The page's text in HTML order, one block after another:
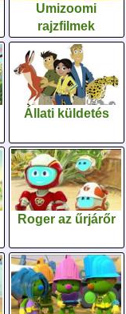
Umizoomi
rajzfilmek
Állati küldetés
Roger az űrjárőr